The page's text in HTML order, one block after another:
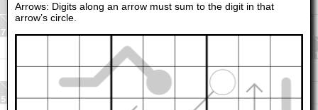
Arrows: Digits along an arrow must sum to the digit in that
arrow’s circle.